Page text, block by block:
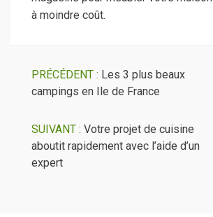
à moindre coût.
PRÉCÉDENT : Les 3 plus beaux
campings en Ile de France
SUIVANT : Votre projet de cuisine
aboutit rapidement avec l’aide d’un
expert